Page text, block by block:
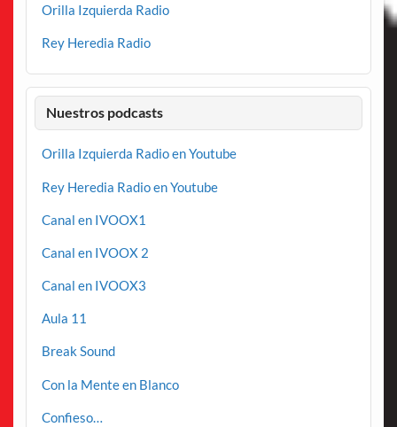
Orilla Izquierda Radio
Rey Heredia Radio
Nuestros podcasts
Orilla Izquierda Radio en Youtube
Rey Heredia Radio en Youtube
Canal en IVOOX1
Canal en IVOOX 2
Canal en IVOOX3
Aula 11
Break Sound
Con la Mente en Blanco
Confieso…